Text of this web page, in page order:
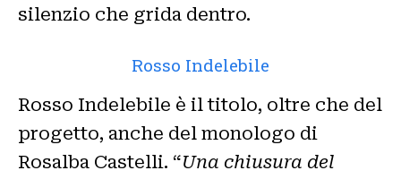
silenzio che grida dentro.
Rosso Indelebile
Rosso Indelebile è il titolo, oltre che del
progetto, anche del monologo di
Rosalba Castelli. “Una chiusura del